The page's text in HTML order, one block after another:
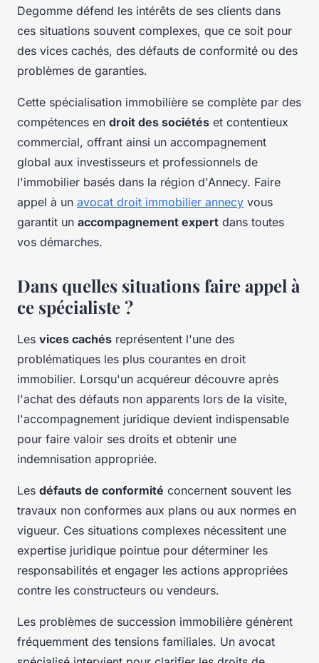
Degomme défend les intérêts de ses clients dans
ces situations souvent complexes, que ce soit pour
des vices cachés, des défauts de conformité ou des
problèmes de garanties.
Cette spécialisation immobilière se complète par des
compétences en droit des sociétés et contentieux
commercial, offrant ainsi un accompagnement
global aux investisseurs et professionnels de
l'immobilier basés dans la région d'Annecy. Faire
appel à un avocat droit immobilier annecy vous
garantit un accompagnement expert dans toutes
vos démarches.
Dans quelles situations faire appel à
ce spécialiste ?
Les vices cachés représentent l'une des
problématiques les plus courantes en droit
immobilier. Lorsqu'un acquéreur découvre après
l'achat des défauts non apparents lors de la visite,
l'accompagnement juridique devient indispensable
pour faire valoir ses droits et obtenir une
indemnisation appropriée.
Les défauts de conformité concernent souvent les
travaux non conformes aux plans ou aux normes en
vigueur. Ces situations complexes nécessitent une
expertise juridique pointue pour déterminer les
responsabilités et engager les actions appropriées
contre les constructeurs ou vendeurs.
Les problèmes de succession immobilière génèrent
fréquemment des tensions familiales. Un avocat